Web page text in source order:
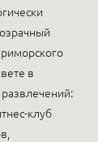
в
развлечений:
клуб